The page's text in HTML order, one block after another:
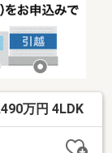
店まで約450ｍ
まで約300ｍ
万円 4LDK